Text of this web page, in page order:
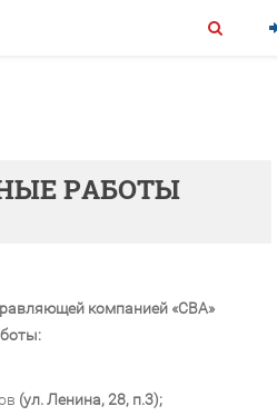
РАБОТЫ
компанией «СВА»
(ул. Ленина, 28, п.3);